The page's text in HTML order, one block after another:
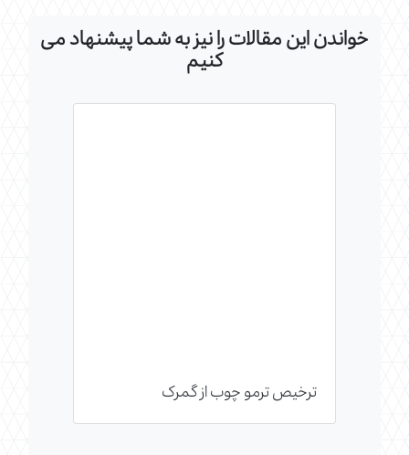
خواندن این مقالات را نیز به شما پیشنهاد می
کنیم
ترخیص ترمو چوب از گمرک